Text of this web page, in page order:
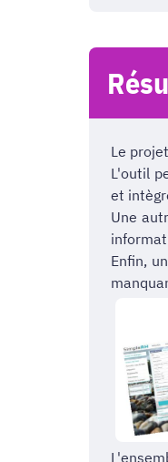
Le
L'outil
et
Une
Enfin,